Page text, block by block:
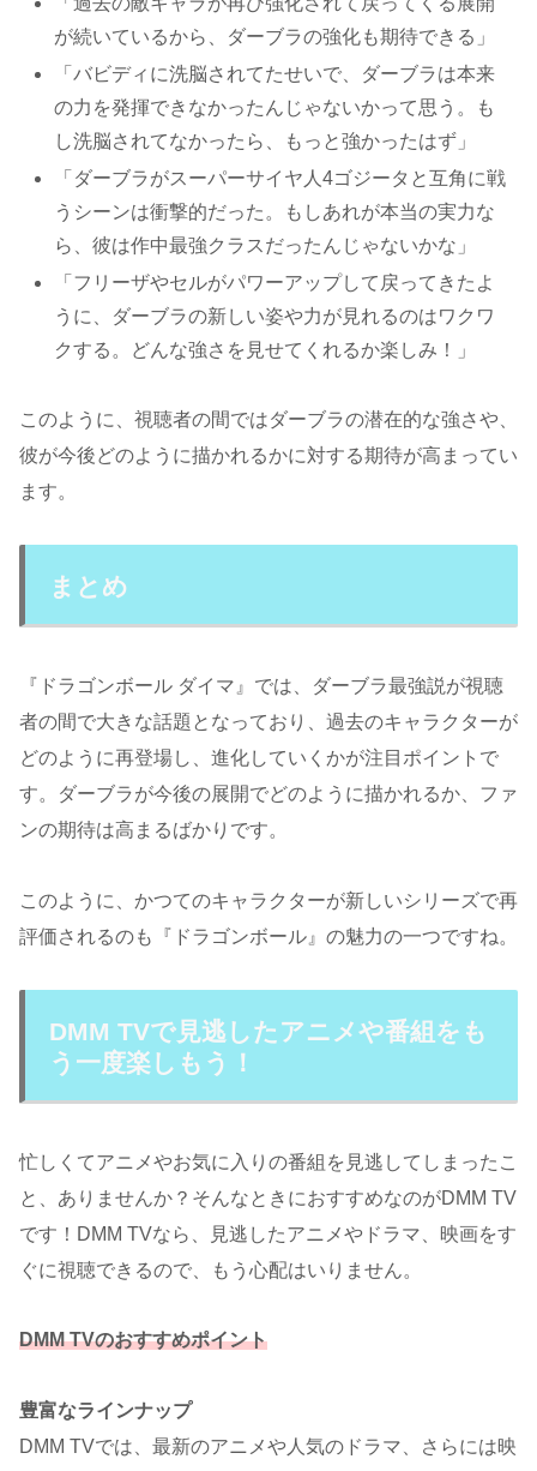
が続いているから、ダーブラの強化も期待できる」​
「バビディに洗脳されてたせいで、ダーブラは本来
の力を発揮できなかったんじゃないかって思う。も
し洗脳されてなかったら、もっと強かったはず」​
「ダーブラがスーパーサイヤ人4ゴジータと互角に戦
うシーンは衝撃的だった。もしあれが本当の実力な
ら、彼は作中最強クラスだったんじゃないかな」​
「フリーザやセルがパワーアップして戻ってきたよ
うに、ダーブラの新しい姿や力が見れるのはワクワ
クする。どんな強さを見せてくれるか楽しみ！」​
このように、視聴者の間ではダーブラの潜在的な強さや、
彼が今後どのように描かれるかに対する期待が高まってい
ます。
まとめ
『ドラゴンボール ダイマ』では、ダーブラ最強説が視聴
者の間で大きな話題となっており、過去のキャラクターが
どのように再登場し、進化していくかが注目ポイントで
す。ダーブラが今後の展開でどのように描かれるか、ファ
ンの期待は高まるばかりです。
このように、かつてのキャラクターが新しいシリーズで再
評価されるのも『ドラゴンボール』の魅力の一つですね。
DMM TVで見逃したアニメや番組をも
う一度楽しもう！
忙しくてアニメやお気に入りの番組を見逃してしまったこ
と、ありませんか？そんなときにおすすめなのがDMM TV
です！DMM TVなら、見逃したアニメやドラマ、映画をす
ぐに視聴できるので、もう心配はいりません。
DMM TVのおすすめポイント
豊富なラインナップ
DMM TVでは、最新のアニメや人気のドラマ、さらには映